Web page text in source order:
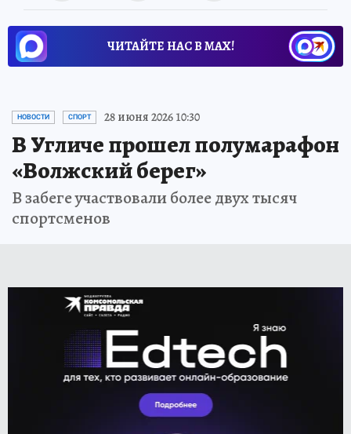
ЧИТАЙТЕ НАС В МАХ!
НОВОСТИ СПОРТ 28 июня 2026 10:30
В Угличе прошел полумарафон
«Волжский берег»
В забеге участвовали более двух тысяч
спортсменов